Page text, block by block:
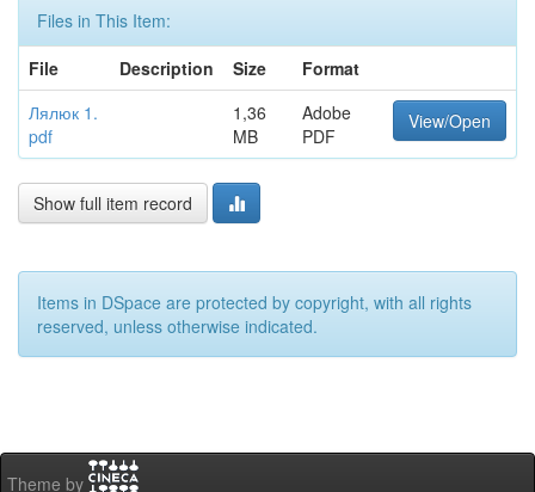
Files in This Item:
File
Description Size
Format
Лялюк 1.
pdf
1,36
MB
Adobe
PDF
View/Open
Show full item record
Items in DSpace are protected by copyright, with all rights
reserved, unless otherwise indicated.
Theme by